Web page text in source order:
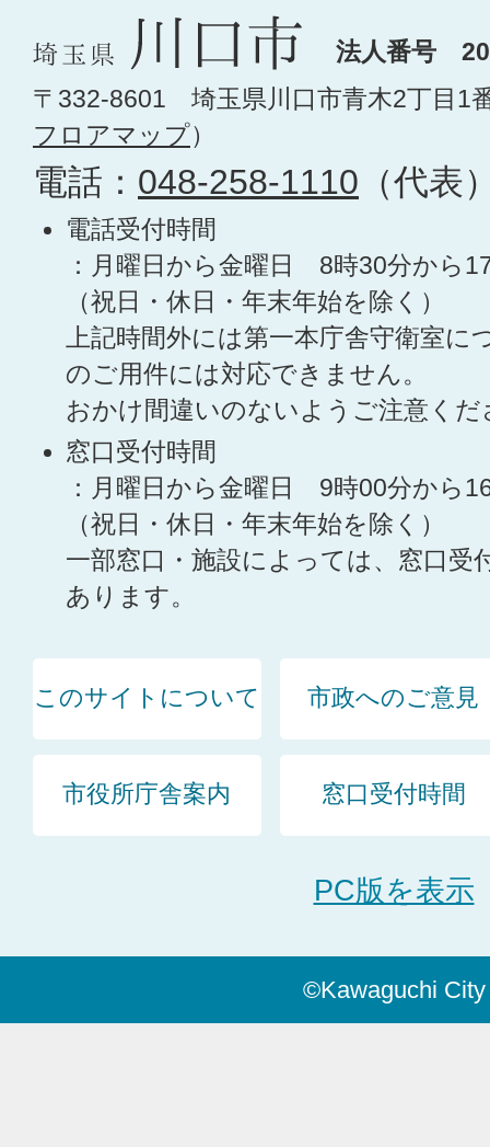
法人番号
〒332-8601 埼玉県川口市青木2丁目1
フロアマップ）
電話： 048-258-1110 （代表
電話受付時間
：月曜日から金曜日 8時30分から
（祝日・休日・年末年始を除く）
上記時間外には第一本庁舎守衛室に
のご用件には対応できません。
おかけ間違いのないようご注意くだ
窓口受付時間
：月曜日から金曜日 9時00分から
（祝日・休日・年末年始を除く）
一部窓口・施設によっては、窓口受
あります。
このサイトについて 市政へのご意見
市役所庁舎案内 窓口受付時間
PC版を表示
©Kawaguchi City